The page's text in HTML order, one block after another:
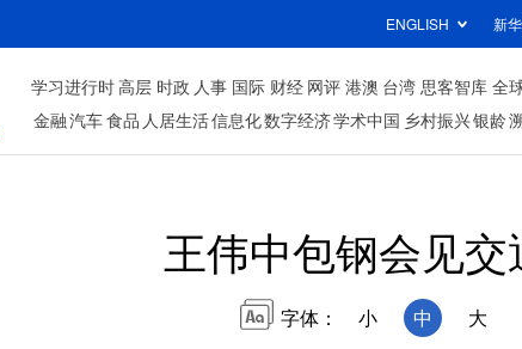
ENGLISH 新
学习进行时高层 时政 人事 国际 财经 网评 港澳 台湾 思客智库 全
金融汽车食品 人居生活信息化数字经济学术中国 乡村振兴银龄
王伟中包钢会见
字体： 小 中 大